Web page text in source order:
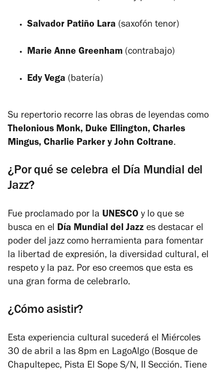
Salvador Patiño Lara (saxofón tenor)
Marie Anne Greenham (contrabajo)
Edy Vega (batería)
Su repertorio recorre las obras de leyendas como
Thelonious Monk, Duke Ellington, Charles
Mingus, Charlie Parker y John Coltrane.
¿Por qué se celebra el Día Mundial del
Jazz?
Fue proclamado por la UNESCO y lo que se
busca en el Día Mundial del Jazz es destacar el
poder del jazz como herramienta para fomentar
la libertad de expresión, la diversidad cultural, el
respeto y la paz. Por eso creemos que esta es
una gran forma de celebrarlo.
¿Cómo asistir?
Esta experiencia cultural sucederá el Miércoles
30 de abril a las 8pm en LagoAlgo (Bosque de
Chapultepec, Pista El Sope S/N, II Sección. Tiene